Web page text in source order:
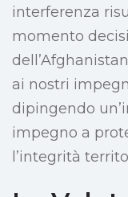
interferenza
momento
ai nostri
dipingendo
impegno a
l’integrità